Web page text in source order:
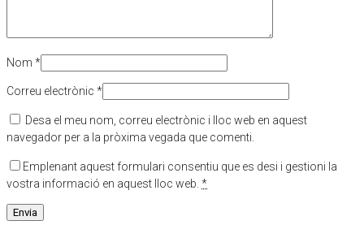
Nom *
Correu electrònic *
Desa el meu nom, correu electrònic i lloc web en aquest
navegador per a la pròxima vegada que comenti.
Emplenant aquest formulari consentiu que es desi i gestioni la
vostra informació en aquest lloc web. *